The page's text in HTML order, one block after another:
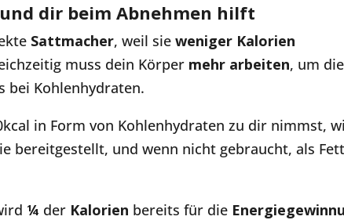
dir beim Abnehmen hilft
Sattmacher, weil sieweniger Kalorien
muss dein Körper mehr arbeiten, um die
bei Kohlenhydraten.
in Form von Kohlenhydraten zu dir nimmst,
bereitgestellt, und wenn nicht gebraucht, als
¼ der Kalorien bereits für die